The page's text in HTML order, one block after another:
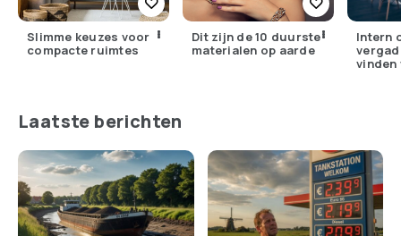
Slimme keuzes voor
compacte ruimtes
Dit zijn de 10 duurste
materialen op aarde
Intern
vinden
Laatste berichten